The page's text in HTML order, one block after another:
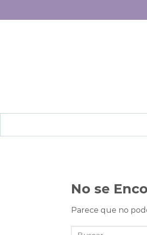
No se
Parece que no